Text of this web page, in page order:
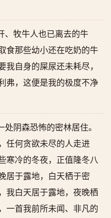
、牧牛人也已离去的牛
食那些幼小还在吃奶的牛
我自身的屎尿还未耗尽，
弗，这便是我的极度不净
阴森恐怖的密林居住。
任何贪欲未尽的人走进
寒冷的冬夜，正值隆冬八
居于露地，白天栖于密
我白天居于露地，夜晚栖
一首我前所未闻、非凡的